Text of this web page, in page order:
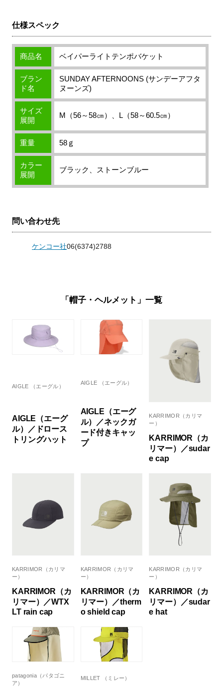
仕様スペック
商品名 ベイパーライトテンポバケット
ブラン
ド名
SUNDAY AFTERNOONS (サンデーアフタ
ヌーンズ)
サイズ
展開
M（56～58㎝）、L（58～60.5㎝）
重量 58ｇ
カラー
展開
ブラック、ストーンブルー
問い合わせ先
ケンコー社06(6374)2788
「帽子・ヘルメット」一覧
AIGLE （エーグル）
AIGLE（エーグ
ル）／ドロース
トリングハット
AIGLE （エーグル）
AIGLE（エーグ
ル）／ネックガ
ード付きキャッ
プ
KARRIMOR（カリマ
ー）
KARRIMOR（カ
リマー）／sudar
e cap
KARRIMOR（カリマ
ー）
KARRIMOR（カ
リマー）／WTX
LT rain cap
KARRIMOR（カリマ
ー）
KARRIMOR（カ
リマー）／therm
o shield cap
KARRIMOR（カリマ
ー）
KARRIMOR（カ
リマー）／sudar
e hat
patagonia（パタゴニ
ア）
MILLET （ミレー）